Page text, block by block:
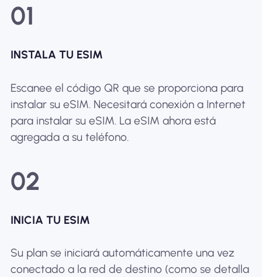
01
INSTALA TU ESIM
Escanee el código QR que se proporciona para
instalar su eSIM. Necesitará conexión a Internet
para instalar su eSIM. La eSIM ahora está
agregada a su teléfono.
02
INICIA TU ESIM
Su plan se iniciará automáticamente una vez
conectado a la red de destino (como se detalla